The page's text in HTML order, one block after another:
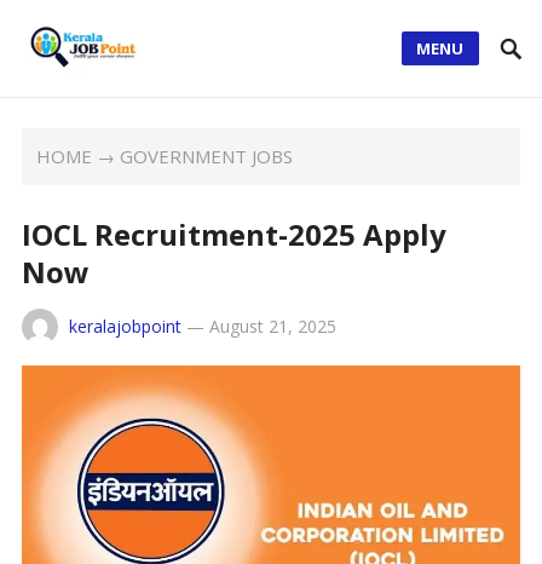
MENU
HOME → GOVERNMENT JOBS
IOCL Recruitment-2025 Apply
Now
keralajobpoint— August 21, 2025